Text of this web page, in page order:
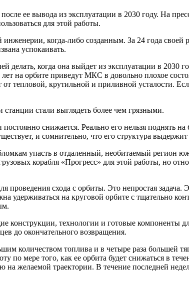
ее вывода из эксплуатации в 2030 году. На
для этой работы.
когда-либо созданным. За 24 года своей
успокаивать.
делать, когда она выйдет из эксплуатации в 2030
на орбите приведут МКС в довольно плохое
тепловой, крутильной и приливной усталости.
стали выглядеть более чем грязными.
снижается. Реально его нельзя поднять
и сомнительно, что его структура
упасть в отдаленный, необитаемый регион
корабля «Прогресс» для этой работы, но
проведения схода с орбиты. Это непростая задача.
удерживаться на круговой орбите с тщательно
конструкции, технологии и готовые компоненты
до окончательного возвращения.
количеством топлива и в четыре раза большей
мере того, как ее орбита будет снижаться в
на желаемой траектории. В течение последней